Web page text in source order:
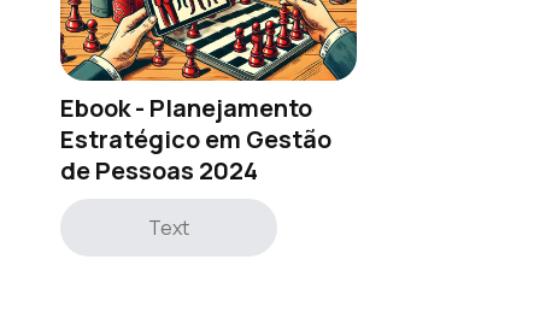
Ebook - Planejamento
Estratégico em Gestão
de Pessoas 2024
Text